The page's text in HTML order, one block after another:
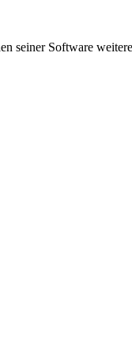
seiner Software